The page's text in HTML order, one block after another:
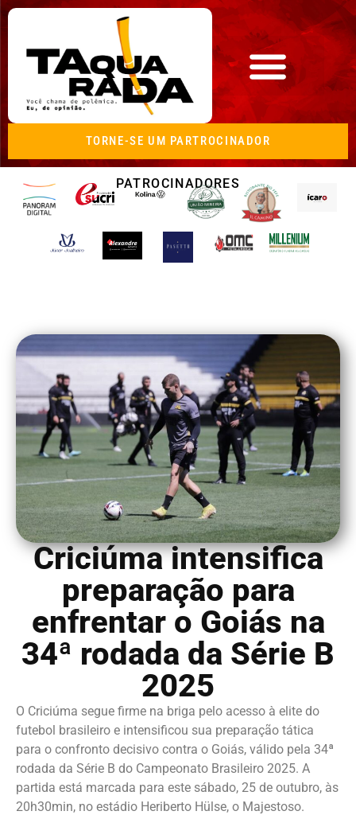
TORNE-SE UM PARTROCINADOR
PATROCINADORES
Criciúma intensifica
preparação para
enfrentar o Goiás na
34ª rodada da Série B
2025
O Criciúma segue firme na briga pelo acesso à elite do
futebol brasileiro e intensificou sua preparação tática
para o confronto decisivo contra o Goiás, válido pela 34ª
rodada da Série B do Campeonato Brasileiro 2025. A
partida está marcada para este sábado, 25 de outubro, às
20h30min, no estádio Heriberto Hülse, o Majestoso.